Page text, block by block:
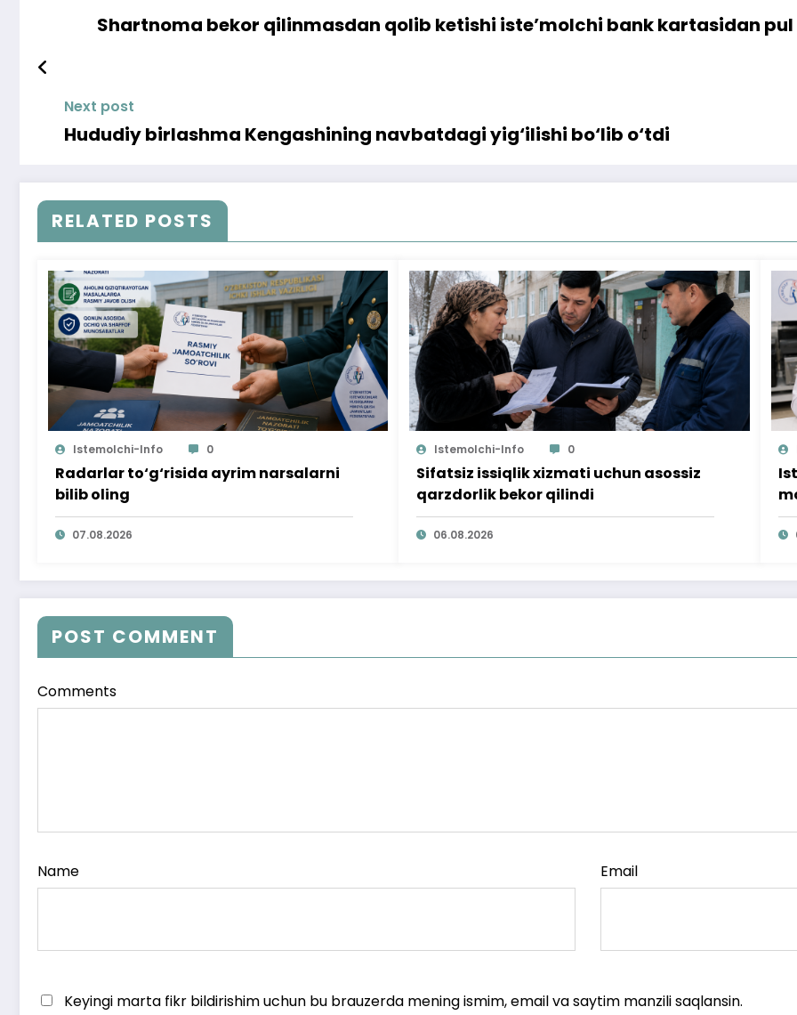
Shartnoma bekor qilinmasdan qolib ketishi iste’molchi bank kartasidan
Next post
Hududiy birlashma Kengashining navbatdagi yig‘ilishi bo‘lib o‘tdi
RELATED POSTS
Istemolchi-Info 0
Radarlar to‘g‘risida ayrim narsalarni
bilib oling
07.08.2026
Istemolchi-Info 0
Sifatsiz issiqlik xizmati uchun asossiz
qarzdorlik bekor qilindi
06.08.2026
POST COMMENT
Comments
Name Email
Keyingi marta fikr bildirishim uchun bu brauzerda mening ismim, email va saytim manzili saqlansin.